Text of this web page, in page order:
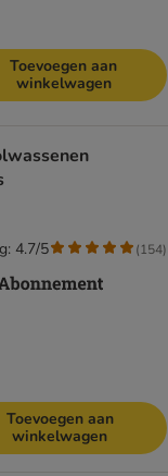
Toevoegen aan
winkelwagen
4.7/5 (154)
Toevoegen aan
winkelwagen